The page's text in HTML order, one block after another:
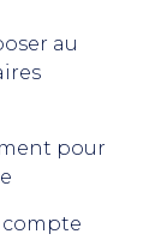
au
pour